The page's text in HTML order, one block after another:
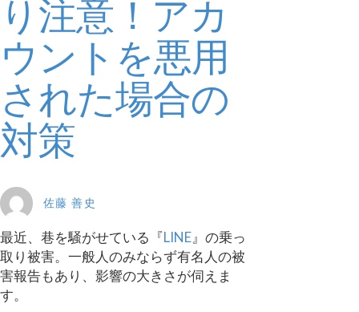
り注意！アカ
ウントを悪用
された場合の
対策
佐藤 善史
最近、巷を騒がせている『LINE』の乗っ
取り被害。一般人のみならず有名人の被
害報告もあり、影響の大きさが伺えま
す。